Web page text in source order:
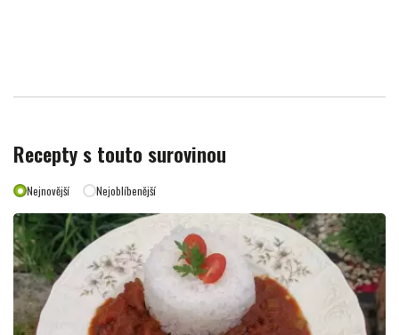
Recepty s touto surovinou
Nejnovější Nejoblíbenější